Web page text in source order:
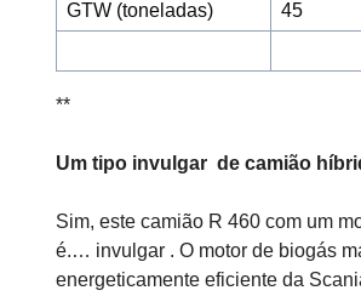
GTW (toneladas) 45
**
Um tipo invulgar de camião
Sim, este camião R 460 com um
é.… invulgar . O motor de biogás
energeticamente eficiente da